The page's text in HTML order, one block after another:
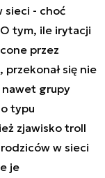
sieci - choć
O tym, ile irytacji
przez
się nie
nawet grupy
typu
zjawisko troll
w sieci
je